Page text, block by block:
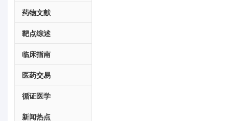
药物文献
靶点综述
临床指南
医药交易
循证医学
新闻热点